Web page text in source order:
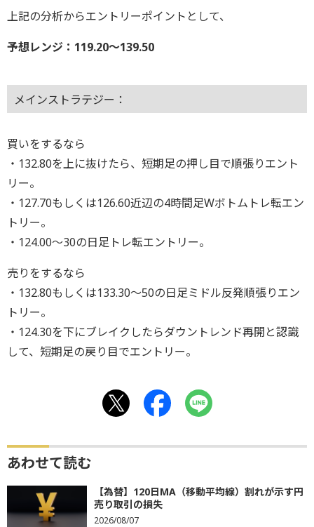
上記の分析からエントリーポイントとして、
予想レンジ：119.20〜139.50
メインストラテジー：
買いをするなら
・132.80を上に抜けたら、短期足の押し目で順張りエント
リー。
・127.70もしくは126.60近辺の4時間足Wボトムトレ転エン
トリー。
・124.00〜30の日足トレ転エントリー。
売りをするなら
・132.80もしくは133.30〜50の日足ミドル反発順張りエン
トリー。
・124.30を下にブレイクしたらダウントレンド再開と認識
して、短期足の戻り目でエントリー。
あわせて読む
【為替】120日MA（移動平均線）割れが示す円
売り取引の損失
2026/08/07